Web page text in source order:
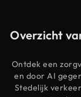
Overzicht
Ontdek een
en door AI
Stedelijk